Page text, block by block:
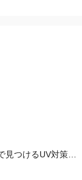
見つけるUV対策ウ